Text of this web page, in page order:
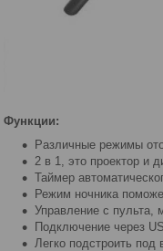
Функции:
Различные режимы
2 в 1, это проектор и
Таймер
Режим ночника
Управление с пульта,
Подключение через
Легко подстроить под